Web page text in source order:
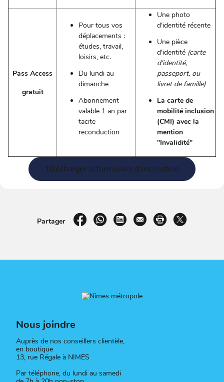
Pass Access
gratuit
Pour tous vos
déplacements :
études, travail,
loisirs, etc.
Du lundi au
dimanche
Abonnement
valable 1 an par
tacite
reconduction
Une photo
d'identité récente
Une pièce
d'identité (carte
d'identité,
passeport, ou
livret de famille)
La carte de
mobilité inclusion
(CMI) avec la
mention
"Invalidité"
Télécharger le formulaire d'inscription
Partager sur Facebook
par WhatsApp
sur LinkedInpar e-mailImprimer la
Nous joindre
Auprès de nos conseillers clientèle,
en boutique
13, rue Régale à NIMES
Par téléphone, du lundi au samedi